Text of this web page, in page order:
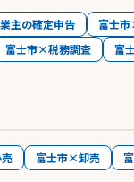
主の確定申告 富士
富士市×税務調査 富
富士市×卸売